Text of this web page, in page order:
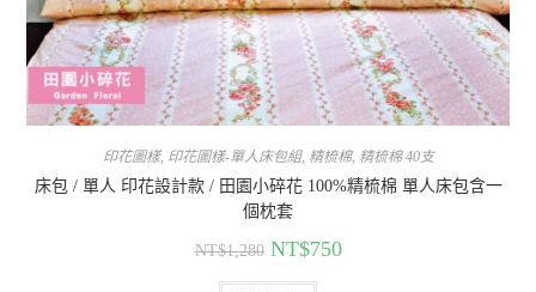
印花圖樣, 印花圖樣-單人床包組, 精梳棉, 精梳棉 40支
床包 / 單人 印花設計款 / 田園小碎花 100%精梳棉 單人床包含一
個枕套
NT$1,280 NT$750